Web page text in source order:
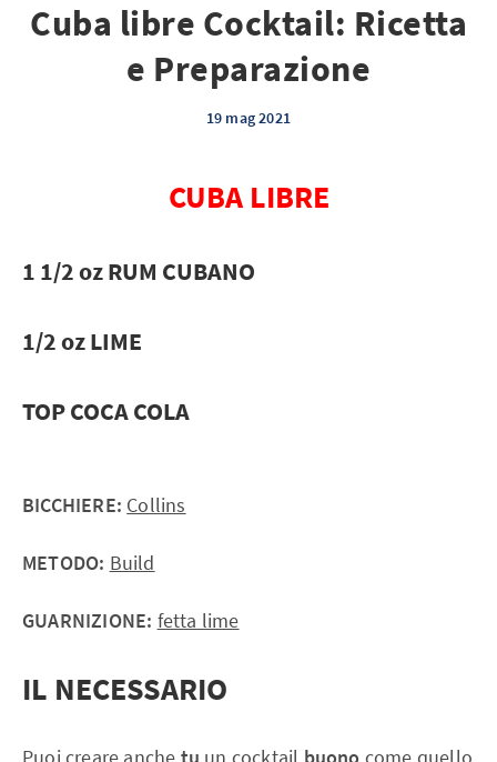
Cuba libre Cocktail: Ricetta
e Preparazione
19 mag 2021
CUBA LIBRE
1 1/2 oz RUM CUBANO
1/2 oz LIME
TOP COCA COLA
BICCHIERE: Collins
METODO: Build
GUARNIZIONE: fetta lime
IL NECESSARIO